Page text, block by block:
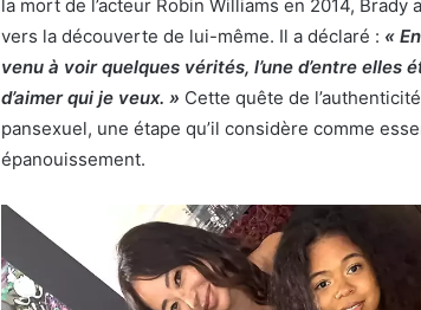
la mort de l’acteur Robin Williams en 2014,
vers la découverte de lui-même. Il a déclaré : «
venu à voir quelques vérités, l’une d’entre elles
d’aimer qui je veux. » Cette quête de
pansexuel, une étape qu’il considère comme
épanouissement.